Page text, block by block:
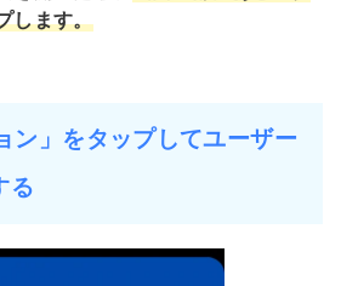
します。
ン」をタップしてユーザー
る